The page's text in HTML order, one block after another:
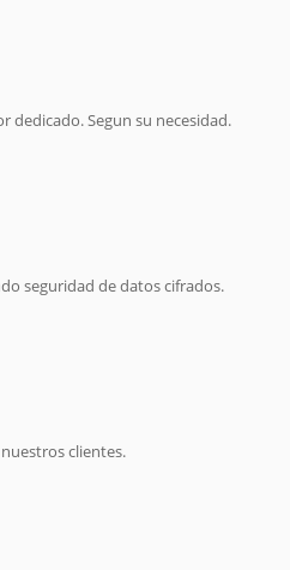
dedicado. Segun su necesidad.
seguridad de datos cifrados.
clientes.